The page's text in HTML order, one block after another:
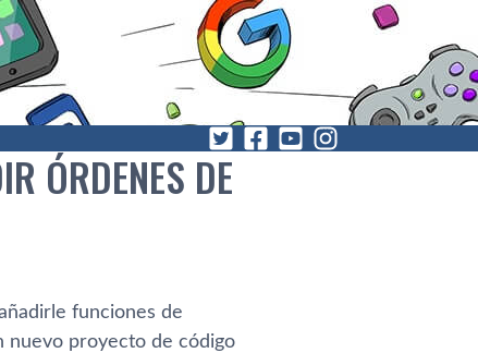
ÓRDENES DE
funciones de
nuevo proyecto de código